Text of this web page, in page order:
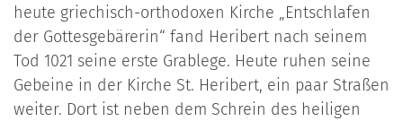
heute griechisch-orthodoxen Kirche „Entschlafen
der Gottesgebärerin“ fand Heribert nach seinem
Tod 1021 seine erste Grablege. Heute ruhen seine
Gebeine in der Kirche St. Heribert, ein paar Straßen
weiter. Dort ist neben dem Schrein des heiligen